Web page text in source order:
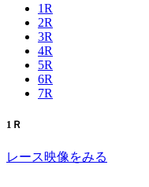
1R
2R
3R
4R
5R
6R
7R
1Ｒ
レース映像をみる